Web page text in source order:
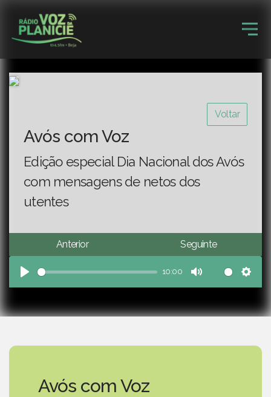
Voltar
Avós com Voz
Edição especial Dia Nacional dos Avós
com mensagens de netos dos
utentes
Anterior Seguinte
Play
10:00
Mute
Avós com Voz